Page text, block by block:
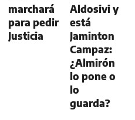
marchará
para pedir
Justicia
Aldosivi y
está
Jaminton
Campaz:
¿Almirón
lo pone o
lo
guarda?